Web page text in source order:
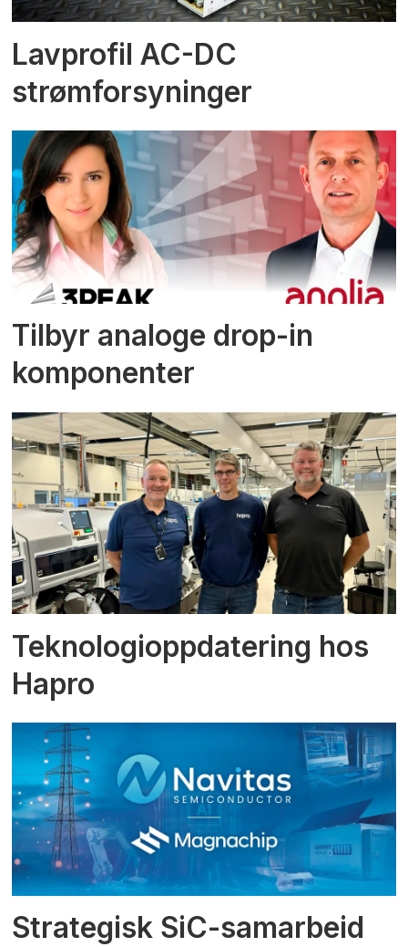
Lavprofil AC-DC
strømforsyninger
Tilbyr analoge drop-in
komponenter
Teknologioppdatering hos
Hapro
Strategisk SiC-samarbeid